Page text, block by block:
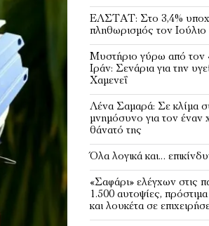
EΛΣΤΑΤ: Στο 3,4%
πληθωρισμός τον Ιούλιο
Μυστήριο γύρω από τον
Ιράν: Σενάρια για την
Χαμενεΐ
Λένα Σαμαρά: Σε κλίμα
μνημόσυνο για τον έναν
θάνατό της
Όλα λογικά και…
«Σαφάρι» ελέγχων στις
1.500 αυτοψίες,
και λουκέτα σε